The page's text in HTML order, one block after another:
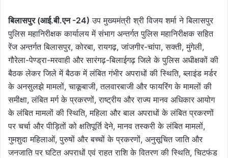
बिलासपुर (आई.बी.एन -24) उप मुख्यमंत्री श्री विजय शर्मा ने बिलासपुर
पुलिस महानिरीक्षक कार्यालय में संभाग अन्तर्गत पुलिस महानिरीक्षक सहित
रेंज अन्तर्गत बिलासपुर, कोरबा, रायगढ़, जांजगीर-चांपा, सक्ती, मुंगेली,
गौरेला-पेण्ड्रा-मरवाही और सारंगढ़-बिलाईगढ़ जिले के पुलिस अधीक्षकों की
बैठक लेकर जिले में बैठक में लंबित गंभीर अपराधों की स्थिति, ब्लाइंड मर्डर
के अनसुलझे मामलों, चाकूबाजी, तलवारबाजी और फायरिंग के मामलों की
समीक्षा, लंबित मर्ग के प्रकरणों, राष्ट्रीय और राज्य मानव अधिकार आयोग
के लंबित मामलों की स्थिति, महिला और बाल अपराधों के लंबित प्रकरणों
पर चर्चा और पीड़ितों को क्षतिपूर्ति देने, मानव तस्करी के लंबित मामलों,
गुमशुदा महिलाओं, पुरुषों और बच्चों के प्रकरणों, अनुसूचित जाति और
जनजाति पर घटित अपराधों एवं राहत राशि के वितरण की स्थिति, चिटफंड